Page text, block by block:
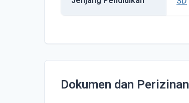
Dokumen dan Perizinan